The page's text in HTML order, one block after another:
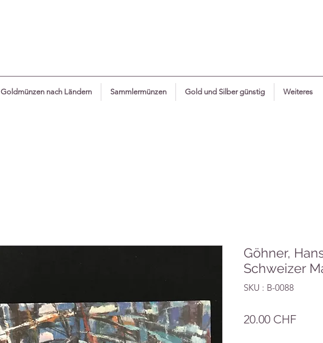
Goldmünzen nach Ländern Sammlermünzen Gold und Silber günstig Weiteres
Göhner,
Schweizer
SKU : B-0088
20.00 CHFPrix